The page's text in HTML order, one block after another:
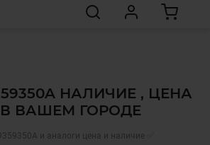
НАЛИЧИЕ , ЦЕНА
ВАШЕМ ГОРОДЕ
и аналоги цена и наличие ✅